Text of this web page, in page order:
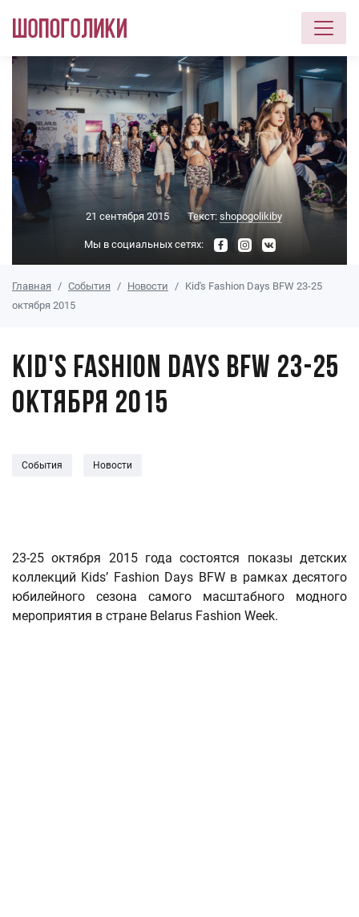
Перейти к основному содержанию
21 сентября 2015 Текст: shopogolikiby
Мы в социальных сетях:
Главная События Новости
Kid's Fashion Days BFW 23-25
октября 2015
Kid's Fashion Days BFW 23-25
октября 2015
События Новости
23-25 октября 2015 года состоятся показы детских
коллекций Kids’ Fashion Days BFW в рамках десятого
юбилейного сезона самого масштабного модного
мероприятия в стране Belarus Fashion Week.